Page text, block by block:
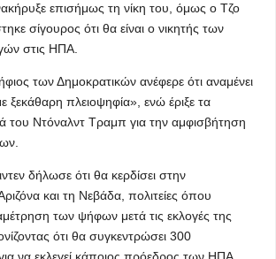
επισήμως τη νίκη του, όμως ο Τζο
σίγουρος ότι θα είναι ο νικητής των
στις ΗΠΑ.
των Δημοκρατικών ανέφερε ότι αναμένει
ξεκάθαρη πλειοψηφία», ενώ έριξε τα
του Ντόναλντ Τραμπ για την αμφισβήτηση
δήλωσε ότι θα κερδίσει στην
και τη Νεβάδα, πολιτείες όπου
των ψήφων μετά τις εκλογές της
ότι θα συγκεντρώσει 300